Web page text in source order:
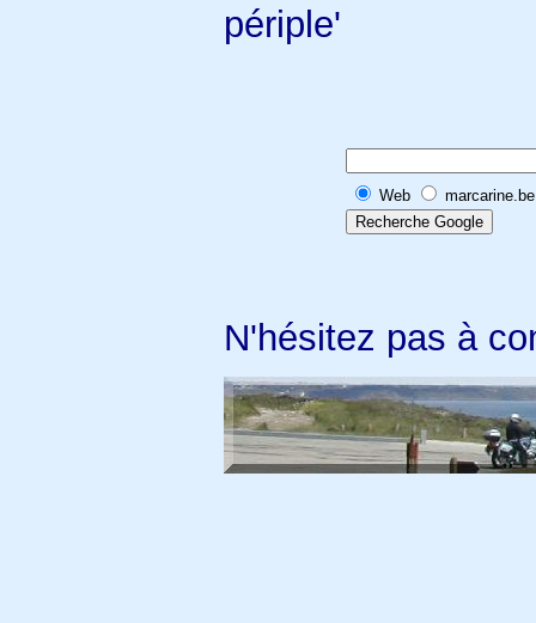
périple'
Web marcarine.be
N'hésitez pas à